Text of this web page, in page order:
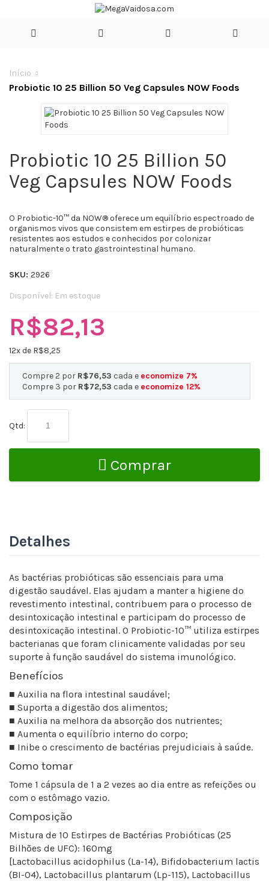
Início
Probiotic 10 25 Billion 50 Veg Capsules NOW Foods
Probiotic 10 25 Billion 50
Veg Capsules NOW Foods
O Probiotic-10™ da NOW® oferece um equilíbrio espectroado de
organismos vivos que consistem em estirpes de probióticas
resistentes aos estudos e conhecidos por colonizar
naturalmente o trato gastrointestinal humano.
SKU: 2926
Disponível: Em estoque
R$82,13
12x de R$8,25
Compre 2 por R$76,53 cada e economize 7%
Compre 3 por R$72,53 cada e economize 12%
Qtd:
Comprar
Detalhes
As bactérias probióticas são essenciais para uma
digestão saudável. Elas ajudam a manter a higiene do
revestimento intestinal, contribuem para o processo de
desintoxicação intestinal e participam do processo de
desintoxicação intestinal. O Probiotic-10™ utiliza estirpes
bacterianas que foram clinicamente validadas por seu
suporte à função saudável do sistema imunológico.
Benefícios
■ Auxilia na flora intestinal saudável;
■ Suporta a digestão dos alimentos;
■ Auxilia na melhora da absorção dos nutrientes;
■ Aumenta o equilíbrio interno do corpo;
■ Inibe o crescimento de bactérias prejudiciais à saúde.
Como tomar
Tome 1 cápsula de 1 a 2 vezes ao dia entre as refeições ou
com o estômago vazio.
Composição
Mistura de 10 Estirpes de Bactérias Probióticas (25
Bilhões de UFC): 160mg
[Lactobacillus acidophilus (La-14), Bifidobacterium lactis
(BI-04), Lactobacillus plantarum (Lp-115), Lactobacillus